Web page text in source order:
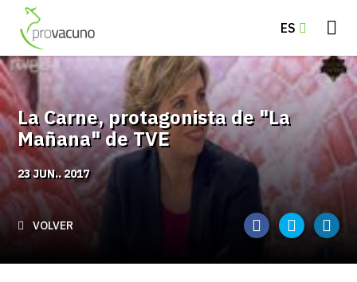
ES
La Carne, protagonista de "La
Mañana" de TVE
23 JUN.. 2017
VOLVER